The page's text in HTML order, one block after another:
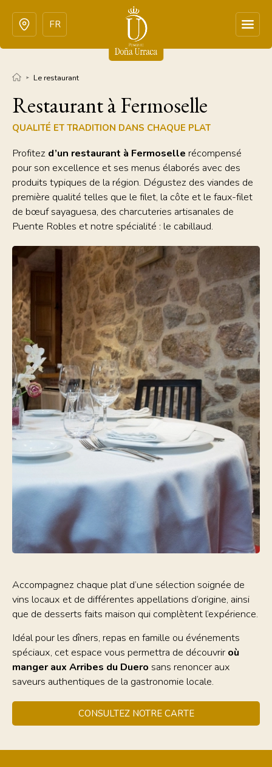
FR
Le restaurant
Restaurant à Fermoselle
QUALITÉ ET TRADITION DANS CHAQUE PLAT
Profitez d’un restaurant à Fermoselle récompensé
pour son excellence et ses menus élaborés avec des
produits typiques de la région. Dégustez des viandes de
première qualité telles que le filet, la côte et le faux-filet
de bœuf sayaguesa, des charcuteries artisanales de
Puente Robles et notre spécialité : le cabillaud.
Accompagnez chaque plat d’une sélection soignée de
vins locaux et de différentes appellations d’origine, ainsi
que de desserts faits maison qui complètent l’expérience.
Idéal pour les dîners, repas en famille ou événements
spéciaux, cet espace vous permettra de découvrir où
manger aux Arribes du Duero sans renoncer aux
saveurs authentiques de la gastronomie locale.
CONSULTEZ NOTRE CARTE